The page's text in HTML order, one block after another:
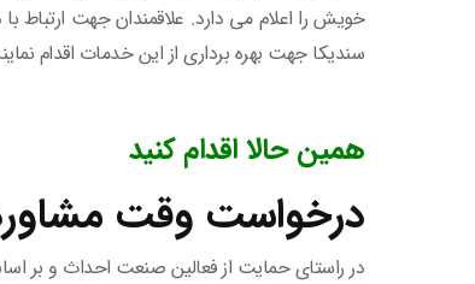
خویش را اعلام می دارد. علاقمندان جهت ارتباط
سندیکا جهت بهره برداری از این خدمات اقدام
همین حالا اقدام کنید
درخواست وقت
در راستای حمایت از فعالین صنعت احداث و بر